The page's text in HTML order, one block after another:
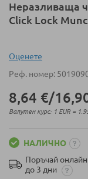
Преминете
към
галерия
снимки
Неразливаща
Click Lock
Оценeте
Реф. номер
8,64 €/
Валутен курс: 1 EUR =
НАЛИЧНО
Поръчай
до 3 дни